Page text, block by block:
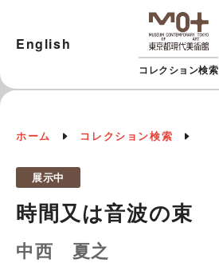
コレクション検索
English
ホーム コレクション検索
展示中
時間又は音波の束
中西 夏之